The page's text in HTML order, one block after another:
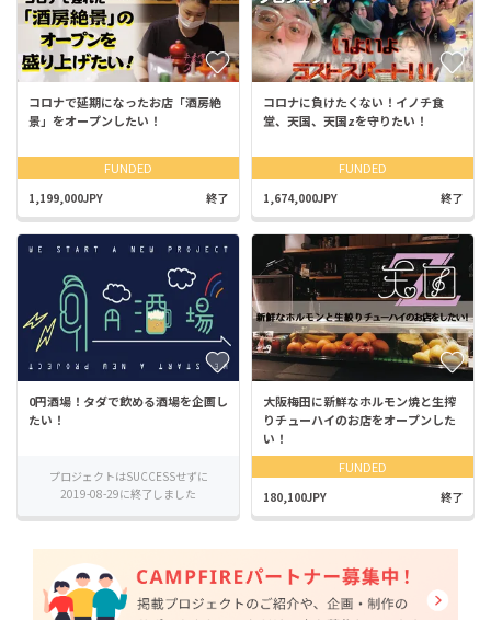
コロナで延期になったお店「酒房絶
景」をオープンしたい！
FUNDED
1,199,000JPY 終了
コロナに負けたくない！イノチ食
堂、天国、天国zを守りたい！
FUNDED
1,674,000JPY 終了
0円酒場！タダで飲める酒場を企画し
たい！
プロジェクトはSUCCESSせずに
2019-08-29に終了しました
大阪梅田に新鮮なホルモン焼と生搾
りチューハイのお店をオープンした
い！
FUNDED
180,100JPY 終了